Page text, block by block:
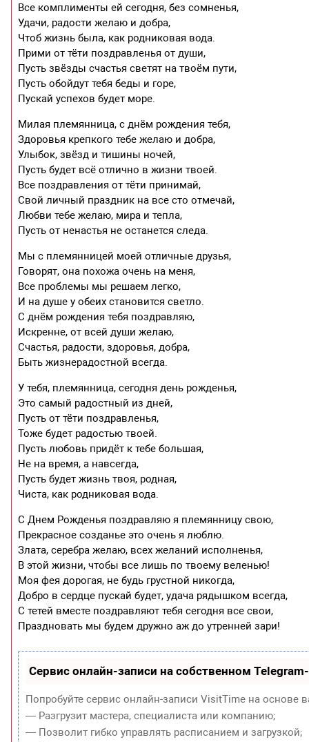
Все комплименты ей сегодня, без сомненья,
Удачи, радости желаю и добра,
Чтоб жизнь была, как родниковая вода.
Прими от тёти поздравленья от души,
Пусть звёзды счастья светят на твоём пути,
Пусть обойдут тебя беды и горе,
Пускай успехов будет море.
Милая племянница, с днём рождения тебя,
Здоровья крепкого тебе желаю и добра,
Улыбок, звёзд и тишины ночей,
Пусть будет всё отлично в жизни твоей.
Все поздравления от тёти принимай,
Свой личный праздник на все сто отмечай,
Любви тебе желаю, мира и тепла,
Пусть от ненастья не останется следа.
Мы с племянницей моей отличные друзья,
Говорят, она похожа очень на меня,
Все проблемы мы решаем легко,
И на душе у обеих становится светло.
С днём рождения тебя поздравляю,
Искренне, от всей души желаю,
Счастья, радости, здоровья, добра,
Быть жизнерадостной всегда.
У тебя, племянница, сегодня день рожденья,
Это самый радостный из дней,
Пусть от тёти поздравленья,
Тоже будет радостью твоей.
Пусть любовь придёт к тебе большая,
Не на время, а навсегда,
Пусть будет жизнь твоя, родная,
Чиста, как родниковая вода.
С Днем Рожденья поздравляю я племянницу свою,
Прекрасное созданье это очень я люблю.
Злата, серебра желаю, всех желаний исполненья,
В этой жизни, чтобы все лишь по твоему веленью!
Моя фея дорогая, не будь грустной никогда,
Добро в сердце пускай будет, удача рядышком всегда,
С тетей вместе поздравляют тебя сегодня все свои,
Праздновать мы будем дружно аж до утренней зари!
Сервис онлайн-записи на собственном
Попробуйте сервис онлайн-записи VisitTime на основе
— Разгрузит мастера, специалиста или компанию;
— Позволит гибко управлять расписанием и загрузкой;